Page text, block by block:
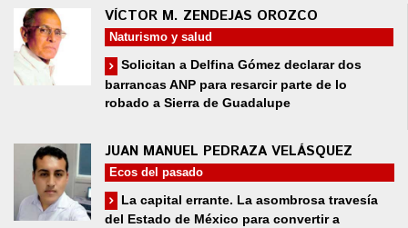
VÍCTOR M. ZENDEJAS OROZCO
Naturismo y salud
Solicitan a Delfina Gómez declarar dos
barrancas ANP para resarcir parte de lo
robado a Sierra de Guadalupe
JUAN MANUEL PEDRAZA VELÁSQUEZ
Ecos del pasado
La capital errante. La asombrosa travesía
del Estado de México para convertir a